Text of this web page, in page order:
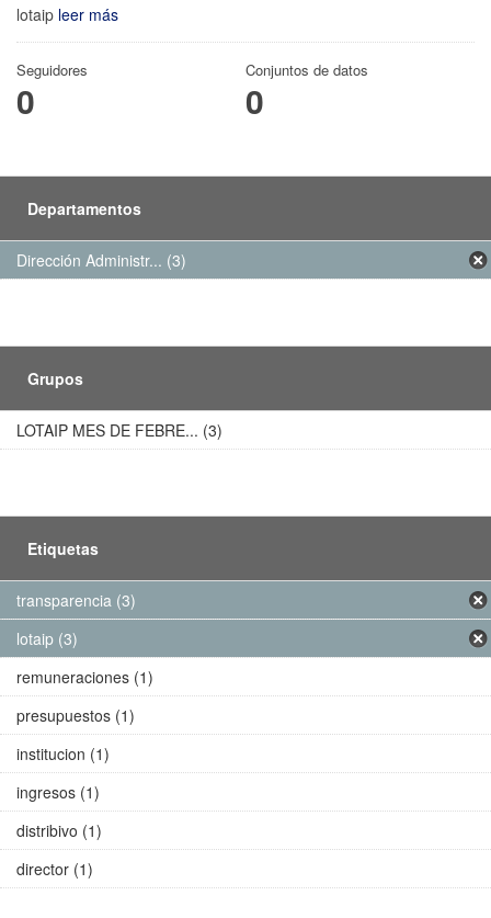
lotaip leer más
Seguidores
0
Conjuntos de datos
0
Departamentos
Dirección Administr... (3)
Grupos
LOTAIP MES DE FEBRE... (3)
Etiquetas
transparencia (3)
lotaip (3)
remuneraciones (1)
presupuestos (1)
institucion (1)
ingresos (1)
distribivo (1)
director (1)